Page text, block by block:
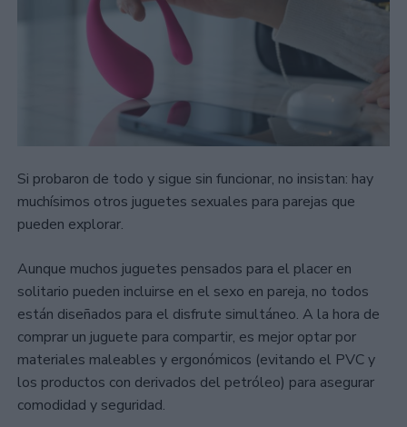
Si probaron de todo y sigue sin funcionar, no insistan: hay
muchísimos otros juguetes sexuales para parejas que
pueden explorar.
Aunque muchos juguetes pensados para el placer en
solitario pueden incluirse en el sexo en pareja, no todos
están diseñados para el disfrute simultáneo. A la hora de
comprar un juguete para compartir, es mejor optar por
materiales maleables y ergonómicos (evitando el PVC y
los productos con derivados del petróleo) para asegurar
comodidad y seguridad.